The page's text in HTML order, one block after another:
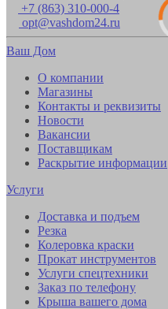
+7 (863) 310-000-4
opt@vashdom24.ru
Ваш Дом
О компании
Магазины
Контакты и реквизиты
Новости
Вакансии
Поставщикам
Раскрытие информации
Услуги
Доставка и подъем
Резка
Колеровка краски
Прокат инструментов
Услуги спецтехники
Заказ по телефону
Крыша вашего дома